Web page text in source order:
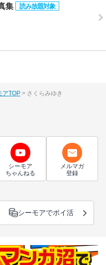
集
アTOP さくらみゆき
シーモア
ちゃんねる
メルマガ
登録
シーモアでポイ活